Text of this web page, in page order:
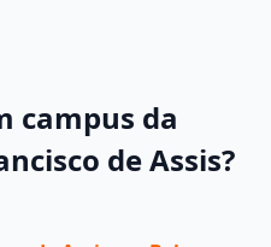
campus da
de Assis?